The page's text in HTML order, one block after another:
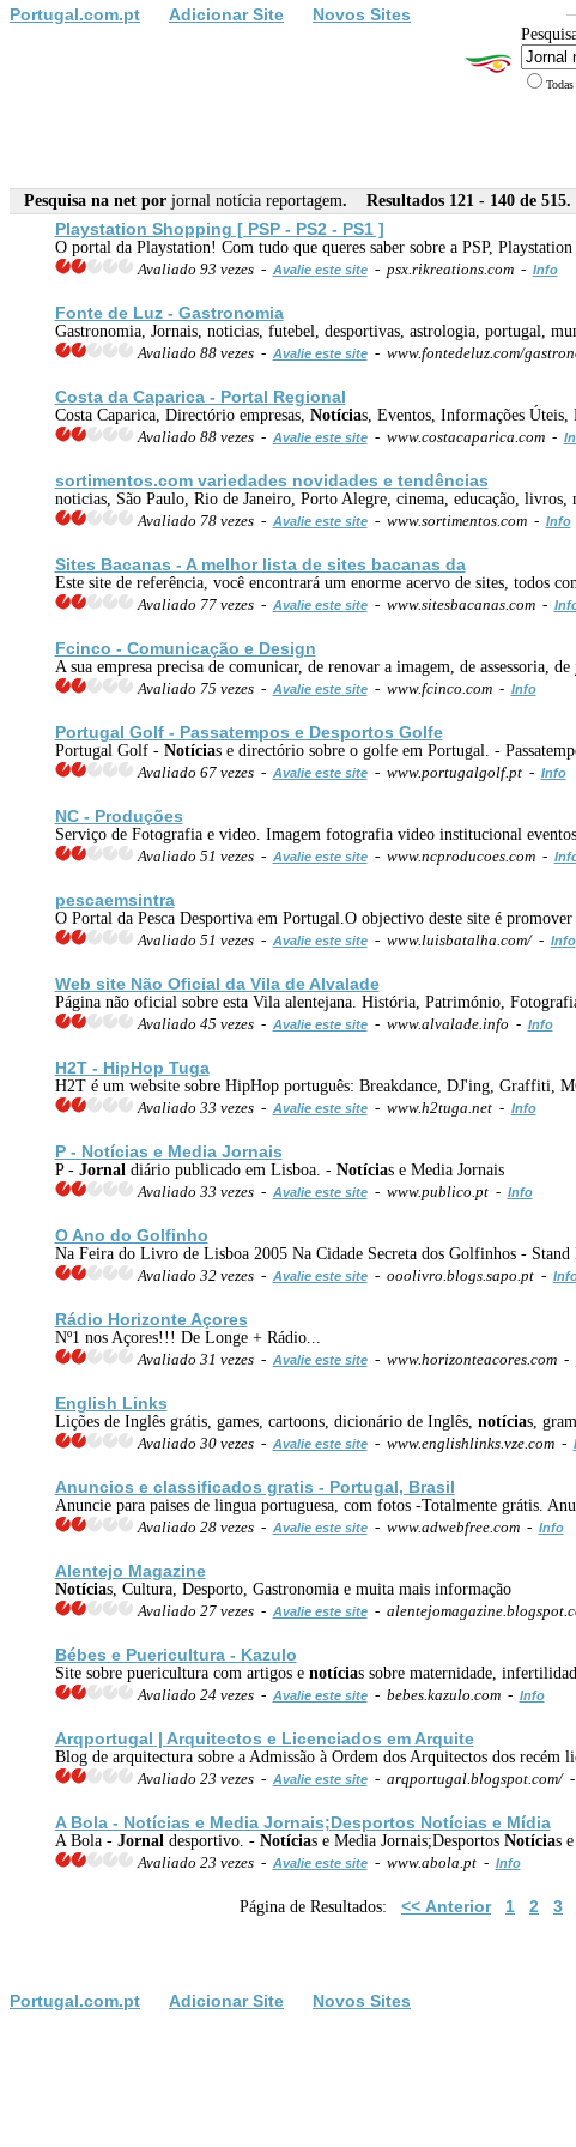
Portugal.com.pt Adicionar Site Novos Sites
Pesquisa na net por jornal notícia reportagem. Resultados 121 - 140 de 515.
Playstation Shopping [ PSP - PS2 - PS1 ]
O portal da Playstation! Com tudo que queres saber sobre a PSP,
Avaliado 93 vezes - Avalie este site- psx.rikreations.com - Info
Fonte de Luz - Gastronomia
Gastronomia, Jornais, noticias, futebel, desportivas, astrologia, portugal,
Avaliado 88 vezes - Avalie este site- www.fontedeluz.com/
Costa da Caparica - Portal Regional
Costa Caparica, Directório empresas, Notícias, Eventos, Informações Úteis,
Avaliado 88 vezes - Avalie este site- www.costacaparica.com -
sortimentos.com variedades novidades e tendências
noticias, São Paulo, Rio de Janeiro, Porto Alegre, cinema, educação, livros,
Avaliado 78 vezes - Avalie este site- www.sortimentos.com - Info
Sites Bacanas - A melhor lista de sites bacanas da
Este site de referência, você encontrará um enorme acervo de sites, todos
Avaliado 77 vezes - Avalie este site- www.sitesbacanas.com -
Fcinco - Comunicação e Design
A sua empresa precisa de comunicar, de renovar a imagem, de assessoria, de
Avaliado 75 vezes - Avalie este site- www.fcinco.com - Info
Portugal Golf - Passatempos e Desportos Golfe
Portugal Golf - Notícias e directório sobre o golfe em Portugal. -
Avaliado 67 vezes - Avalie este site- www.portugalgolf.pt - Info
NC - Produções
Serviço de Fotografia e video. Imagem fotografia video institucional
Avaliado 51 vezes - Avalie este site- www.ncproducoes.com -
pescaemsintra
O Portal da Pesca Desportiva em Portugal.O objectivo deste site é
Avaliado 51 vezes - Avalie este site- www.luisbatalha.com/ - Info
Web site Não Oficial da Vila de Alvalade
Página não oficial sobre esta Vila alentejana. História, Património,
Avaliado 45 vezes - Avalie este site- www.alvalade.info - Info
H2T - HipHop Tuga
H2T é um website sobre HipHop português: Breakdance, DJ'ing, Graffiti,
Avaliado 33 vezes - Avalie este site- www.h2tuga.net - Info
P - Notícias e Media Jornais
P - Jornal diário publicado em Lisboa. - Notícias e Media Jornais
Avaliado 33 vezes - Avalie este site- www.publico.pt - Info
O Ano do Golfinho
Na Feira do Livro de Lisboa 2005 Na Cidade Secreta dos Golfinhos -
Avaliado 32 vezes - Avalie este site- ooolivro.blogs.sapo.pt -
Rádio Horizonte Açores
Nº1 nos Açores!!! De Longe + Rádio...
Avaliado 31 vezes - Avalie este site- www.horizonteacores.com -
English Links
Lições de Inglês grátis, games, cartoons, dicionário de Inglês, notícias,
Avaliado 30 vezes - Avalie este site- www.englishlinks.vze.com -
Anuncios e classificados gratis - Portugal, Brasil
Anuncie para paises de lingua portuguesa, com fotos -Totalmente grátis.
Avaliado 28 vezes - Avalie este site- www.adwebfree.com - Info
Alentejo Magazine
Notícias, Cultura, Desporto, Gastronomia e muita mais informação
Avaliado 27 vezes - Avalie este site-
Bébes e Puericultura - Kazulo
Site sobre puericultura com artigos e notícias sobre maternidade,
Avaliado 24 vezes - Avalie este site- bebes.kazulo.com - Info
Arqportugal | Arquitectos e Licenciados em Arquite
Blog de arquitectura sobre a Admissão à Ordem dos Arquitectos dos recém
Avaliado 23 vezes - Avalie este site- arqportugal.blogspot.com/ -
A Bola - Notícias e Media Jornais;Desportos Notícias e Mídia
A Bola - Jornal desportivo. - Notícias e Media Jornais;Desportos Notícias
Avaliado 23 vezes - Avalie este site- www.abola.pt - Info
Página de Resultados: << Anterior 1 2 3
Portugal.com.pt Adicionar Site Novos Sites